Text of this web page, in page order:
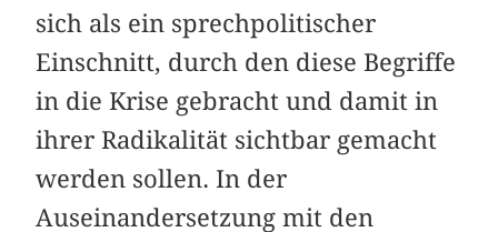
sich als ein sprechpolitischer
Einschnitt, durch den diese Begriffe
in die Krise gebracht und damit in
ihrer Radikalität sichtbar gemacht
werden sollen. In der
Auseinandersetzung mit den